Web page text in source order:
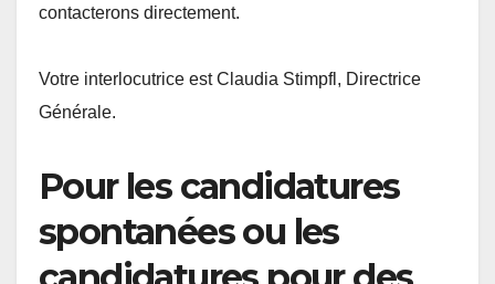
contacterons directement.
Votre interlocutrice est Claudia Stimpfl, Directrice
Générale.
Pour les candidatures
spontanées ou les